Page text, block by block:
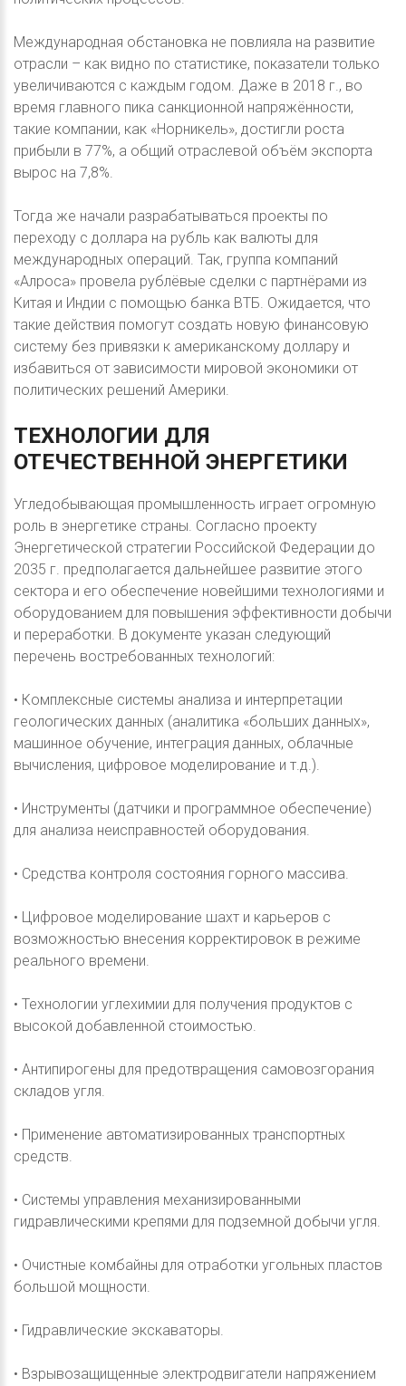
Международная обстановка не повлияла на развитие
отрасли – как видно по статистике, показатели только
увеличиваются с каждым годом. Даже в 2018 г., во
время главного пика санкционной напряжённости,
такие компании, как «Норникель», достигли роста
прибыли в 77%, а общий отраслевой объём экспорта
вырос на 7,8%.
Тогда же начали разрабатываться проекты по
переходу с доллара на рубль как валюты для
международных операций. Так, группа компаний
«Алроса» провела рублёвые сделки с партнёрами из
Китая и Индии с помощью банка ВТБ. Ожидается, что
такие действия помогут создать новую финансовую
систему без привязки к американскому доллару и
избавиться от зависимости мировой экономики от
политических решений Америки.
ТЕХНОЛОГИИ ДЛЯ
ОТЕЧЕСТВЕННОЙ ЭНЕРГЕТИКИ
Угледобывающая промышленность играет огромную
роль в энергетике страны. Согласно проекту
Энергетической стратегии Российской Федерации до
2035 г. предполагается дальнейшее развитие этого
сектора и его обеспечение новейшими технологиями и
оборудованием для повышения эффективности добычи
и переработки. В документе указан следующий
перечень востребованных технологий:
• Комплексные системы анализа и интерпретации
геологических данных (аналитика «больших данных»,
машинное обучение, интеграция данных, облачные
вычисления, цифровое моделирование и т.д.).
• Инструменты (датчики и программное обеспечение)
для анализа неисправностей оборудования.
• Средства контроля состояния горного массива.
• Цифровое моделирование шахт и карьеров с
возможностью внесения корректировок в режиме
реального времени.
• Технологии углехимии для получения продуктов с
высокой добавленной стоимостью.
• Антипирогены для предотвращения самовозгорания
складов угля.
• Применение автоматизированных транспортных
средств.
• Системы управления механизированными
гидравлическими крепями для подземной добычи угля.
• Очистные комбайны для отработки угольных пластов
большой мощности.
• Гидравлические экскаваторы.
• Взрывозащищенные электродвигатели напряжением